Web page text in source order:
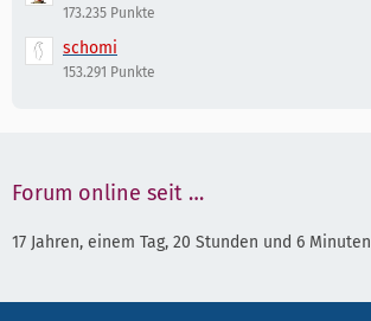
173.235 Punkte
schomi
153.291 Punkte
Forum online seit …
17 Jahren, einem Tag, 20 Stunden und 6 Minuten